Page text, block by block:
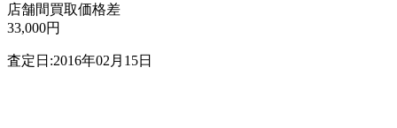
店舗間買取価格差
33,000円
査定日:2016年02月15日